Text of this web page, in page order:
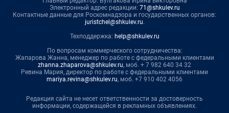
Электронный адрес редакции: 71@shkulev.ru
Контактные данные для Роскомнадзора и государственных органов:
juristchel@shkulev.ru.
Техподдержка: help@shkulev.ru
По вопросам коммерческого сотрудничества:
Жапарова Жанна, менеджер по работе с федеральными клиентами
zhanna.zhaparova@shkulev.ru, моб. + 7 982 640 34 32
Ревина Мария, директор по работе с федеральными клиентами
mariya.revina@shkulev.ru, моб. +7 910 402 4056
Редакция сайта не несет ответственности за достоверность
информации, содержащейся в рекламных объявлениях.